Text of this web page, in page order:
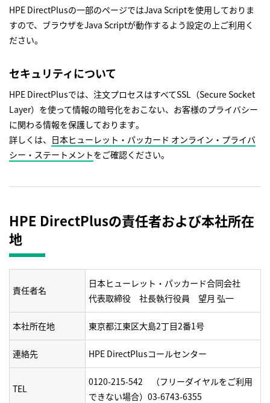
HPE DirectPlusの一部のページではJava Scriptを使用しておりま
すので、ブラウザをJava Scriptが動作するよう設定の上ご利用く
ださい。
セキュリティについて
HPE DirectPlusでは、注文プロセスはすべてSSL（Secure Socket
Layer）を使って情報の暗号化をおこない、お客様のプライバシー
に関わる情報を保護しております｡
詳しくは、 日本ヒューレット・パッカード オンライン・プライバ
シー・ステートメントをご確認ください。
HPE DirectPlusの責任者および本社所在
地
責任者名
日本ヒューレット・パッカード合同会社
代表取締役 社長執行役員 望月 弘一
本社所在地 東京都江東区大島2丁目2番1号
連絡先 HPE DirectPlusコールセンター
TEL
0120-215-542 （フリーダイヤルをご利用
できない場合） 03-6743-6355